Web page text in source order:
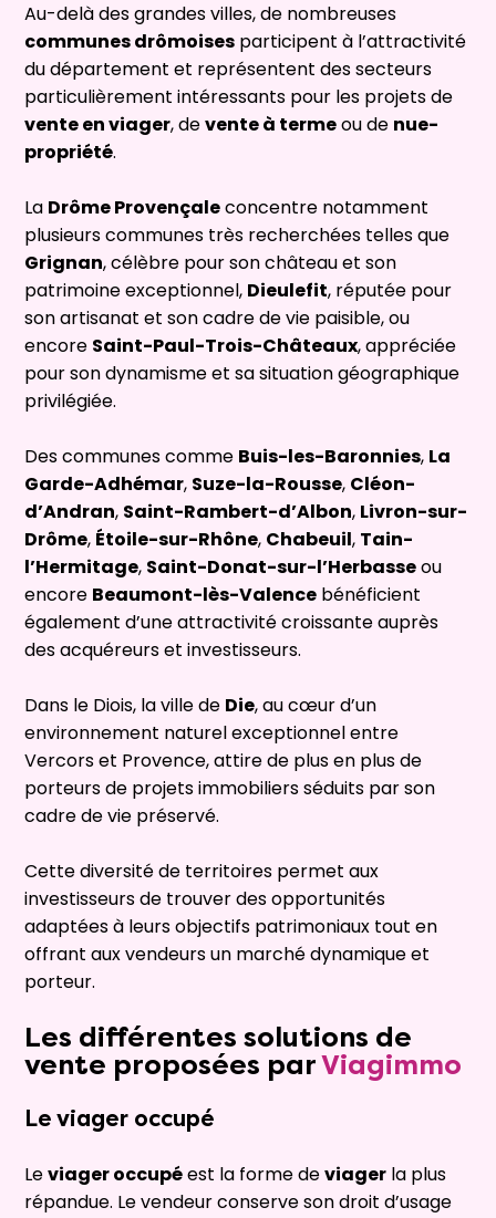
Au-delà des grandes villes, de nombreuses
communes drômoises participent à l’attractivité
du département et représentent des secteurs
particulièrement intéressants pour les projets de
vente en viager, devente à termeou de nue-
propriété.
La Drôme Provençaleconcentre notamment
plusieurs communes très recherchées telles que
Grignan, célèbre pour son château et son
patrimoine exceptionnel, Dieulefit, réputée pour
son artisanat et son cadre de vie paisible, ou
encore Saint-Paul-Trois-Châteaux, appréciée
pour son dynamisme et sa situation géographique
privilégiée.
Des communes comme Buis-les-Baronnies, La
Garde-Adhémar, Suze-la-Rousse, Cléon-
d’Andran, Saint-Rambert-d’Albon, Livron-sur-
Drôme, Étoile-sur-Rhône, Chabeuil, Tain-
l’Hermitage, Saint-Donat-sur-l’Herbasseou
encore Beaumont-lès-Valence bénéficient
également d’une attractivité croissante auprès
des acquéreurs et investisseurs.
Dans le Diois, la ville de Die, au cœur d’un
environnement naturel exceptionnel entre
Vercors et Provence, attire de plus en plus de
porteurs de projets immobiliers séduits par son
cadre de vie préservé.
Cette diversité de territoires permet aux
investisseurs de trouver des opportunités
adaptées à leurs objectifs patrimoniaux tout en
offrant aux vendeurs un marché dynamique et
porteur.
Les différentes solutions de
vente proposées parViagimmo
Le viager occupé
Leviager occupéest la forme deviager la plus
répandue. Le vendeur conserve son droit d’usage